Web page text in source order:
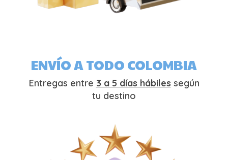
ENVÍO A TODO COLOMBIA
Entregas entre 3 a 5 días hábiles según
tu destino